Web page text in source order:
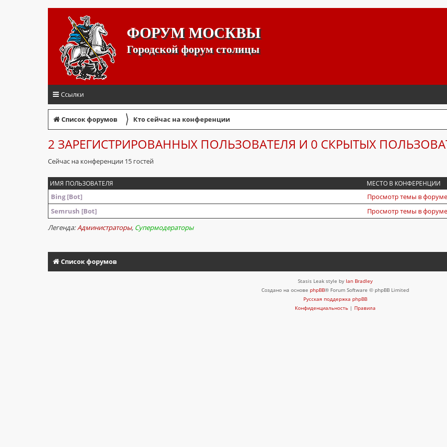
ФОРУМ МОСКВЫ
Городской форум столицы
Ссылки
Список форумов 〉 Кто сейчас на конференции
2 ЗАРЕГИСТРИРОВАННЫХ ПОЛЬЗОВАТЕЛЯ И 0 СКРЫТЫХ
Сейчас на конференции 15 гостей
ИМЯ ПОЛЬЗОВАТЕЛЯ МЕСТО В КОНФЕРЕНЦИИ
Bing [Bot] Просмотр темы в
Semrush [Bot]
Просмотр темы в
Легенда:Администраторы, Супермодераторы
Список форумов
Stasis Leak style by Ian Bradley
Создано на основе phpBB® Forum Software © phpBB Limited
Русская поддержка phpBB
Конфиденциальность | Правила